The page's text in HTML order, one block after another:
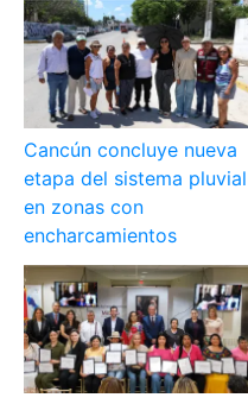
Cancún concluye nueva
etapa del sistema pluvial
en zonas con
encharcamientos